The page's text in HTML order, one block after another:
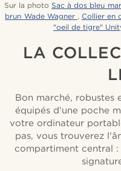
Sur la photo Sac à dos bleu
brun Wade Wagner , Collier en
"oeil de tigre"
LA
Bon marché, robustes
équipés d'une poche
votre ordinateur
pas, vous trouverez
compartiment central